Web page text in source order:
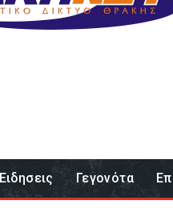
Eιδησεις Γεγονότα